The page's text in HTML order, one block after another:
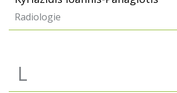
Radiologie
L